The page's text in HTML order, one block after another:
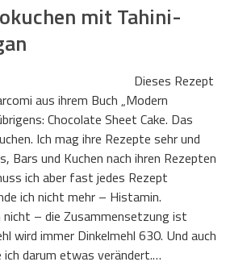
mit Tahini-
Dieses Rezept
aus ihrem Buch „Modern
Chocolate Sheet Cake. Das
Ich mag ihre Rezepte sehr und
Bars und Kuchen nach ihren Rezepten
ich aber fast jedes Rezept
ich nicht mehr – Histamin.
nicht – die Zusammensetzung ist
wird immer Dinkelmehl 630. Und auch
ich darum etwas verändert.…